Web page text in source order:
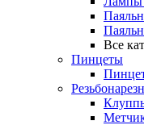
Все
Пинцеты